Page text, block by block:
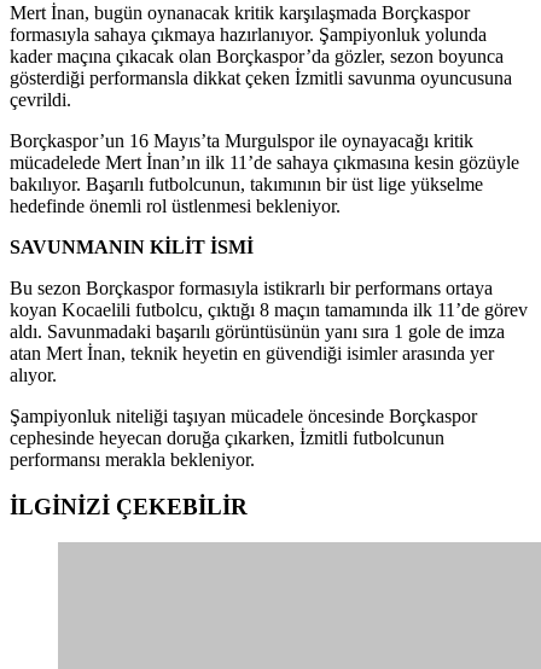
Mert İnan, bugün oynanacak kritik karşılaşmada Borçkaspor
formasıyla sahaya çıkmaya hazırlanıyor. Şampiyonluk yolunda
kader maçına çıkacak olan Borçkaspor’da gözler, sezon boyunca
gösterdiği performansla dikkat çeken İzmitli savunma oyuncusuna
çevrildi.
Borçkaspor’un 16 Mayıs’ta Murgulspor ile oynayacağı kritik
mücadelede Mert İnan’ın ilk 11’de sahaya çıkmasına kesin gözüyle
bakılıyor. Başarılı futbolcunun, takımının bir üst lige yükselme
hedefinde önemli rol üstlenmesi bekleniyor.
SAVUNMANIN KİLİT İSMİ
Bu sezon Borçkaspor formasıyla istikrarlı bir performans ortaya
koyan Kocaelili futbolcu, çıktığı 8 maçın tamamında ilk 11’de görev
aldı. Savunmadaki başarılı görüntüsünün yanı sıra 1 gole de imza
atan Mert İnan, teknik heyetin en güvendiği isimler arasında yer
alıyor.
Şampiyonluk niteliği taşıyan mücadele öncesinde Borçkaspor
cephesinde heyecan doruğa çıkarken, İzmitli futbolcunun
performansı merakla bekleniyor.
İLGİNİZİ ÇEKEBİLİR